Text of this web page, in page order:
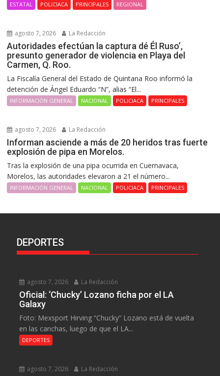
ESTATAL POLICIACA PRINCIPALES REGIONAL
agosto 7, 2026 La Redacción
Autoridades efectúan la captura dé Él Ruso’,
presunto generador de violencia en Playa del
Carmen, Q. Roo.
La Fiscalía General del Estado de Quintana Roo informó la
detención de Ángel Eduardo “N”, alias “El...
INFORMACIÓN GENERAL NACIONAL POLICIACA PRINCIPALES
agosto 7, 2026 La Redacción
Informan asciende a más de 20 heridos tras fuerte
explosión de pipa en Morelos.
Tras la explosión de una pipa ocurrida en Cuernavaca,
Morelos, las autoridades elevaron a 21 el número...
INFORMACIÓN GENERAL NACIONAL POLICIACA PRINCIPALES
DEPORTES
agosto 7, 2026 La Redacción
Oficial: ‘Chucky’ Lozano ficha por el LA
Galaxy
Foto: Mexsport Hirving “Chucky” Lozano está de vuelta
en las canchas, luego de que el LA...
DEPORTES
agosto 7, 2026 La Redacción